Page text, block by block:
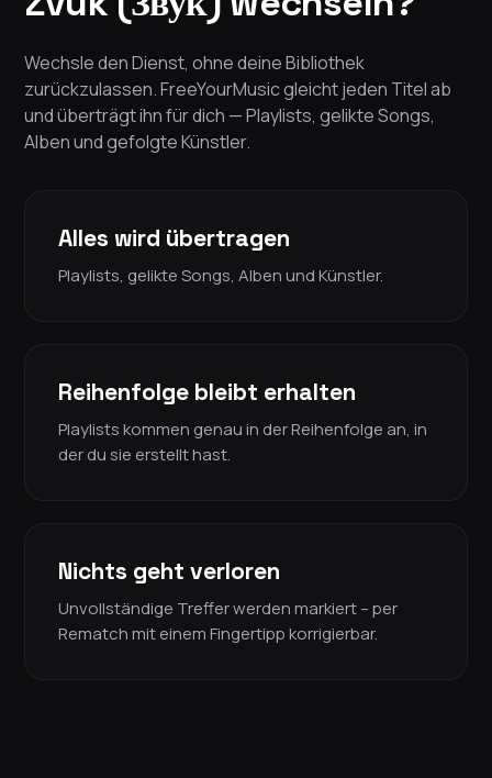
Wechsle den Dienst, ohne deine Bibliothek
zurückzulassen. FreeYourMusic gleicht jeden Titel ab
und überträgt ihn für dich — Playlists, gelikte Songs,
Alben und gefolgte Künstler.
Alles wird übertragen
Playlists, gelikte Songs, Alben und Künstler.
Reihenfolge bleibt erhalten
Playlists kommen genau in der Reihenfolge an, in
der du sie erstellt hast.
Nichts geht verloren
Unvollständige Treffer werden markiert – per
Rematch mit einem Fingertipp korrigierbar.